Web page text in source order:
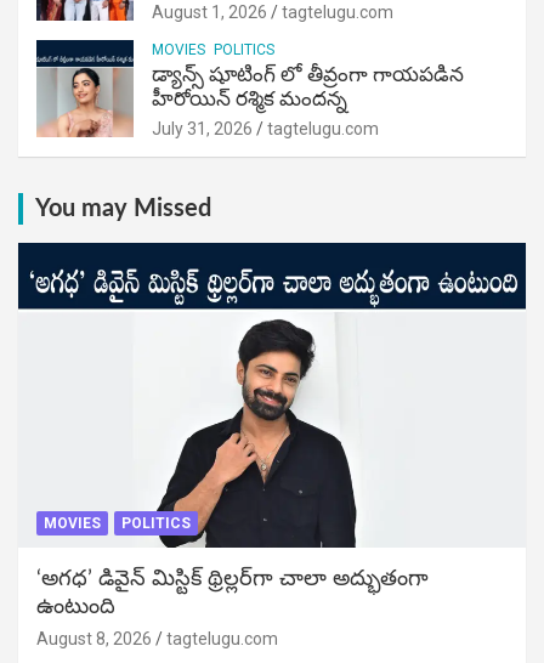
August 1, 2026 tagtelugu.com
MOVIES POLITICS
డ్యాన్స్ షూటింగ్ లో తీవ్రంగా గాయపడిన
హీరోయిన్ రశ్మిక మందన్న
July 31, 2026 tagtelugu.com
You may Missed
MOVIES POLITICS
‘అగధ’ డివైన్ మిస్టిక్ థ్రిల్లర్‌గా చాలా అద్భుతంగా
ఉంటుంది
August 8, 2026 tagtelugu.com